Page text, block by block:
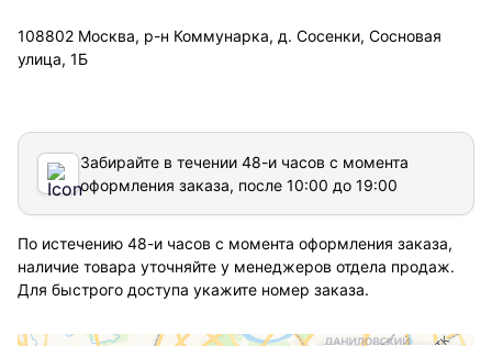
108802 Москва, р-н Коммунарка, д. Сосенки, Сосновая
улица, 1Б
Забирайте в течении 48-и часов с момента
оформления заказа, после 10:00 до 19:00
По истечению 48-и часов с момента оформления заказа,
наличие товара уточняйте у менеджеров отдела продаж.
Для быстрого доступа укажите номер заказа.